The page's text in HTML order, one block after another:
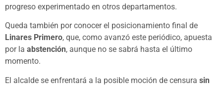
progreso experimentado en otros departamentos.
Queda también por conocer el posicionamiento final de
Linares Primero, que, como avanzó este periódico, apuesta
por la abstención, aunque no se sabrá hasta el último
momento.
El alcalde se enfrentará a la posible moción de censura sin